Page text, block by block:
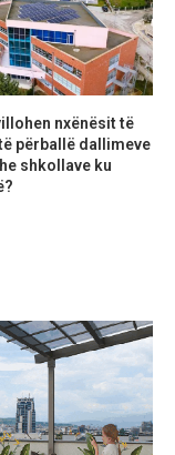
nxënësit të
përballë dallimeve
shkollave ku